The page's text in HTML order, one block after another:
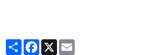
PartagerFacebook
X